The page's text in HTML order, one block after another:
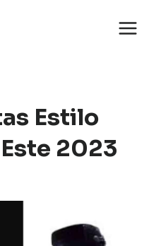
Estilo
2023